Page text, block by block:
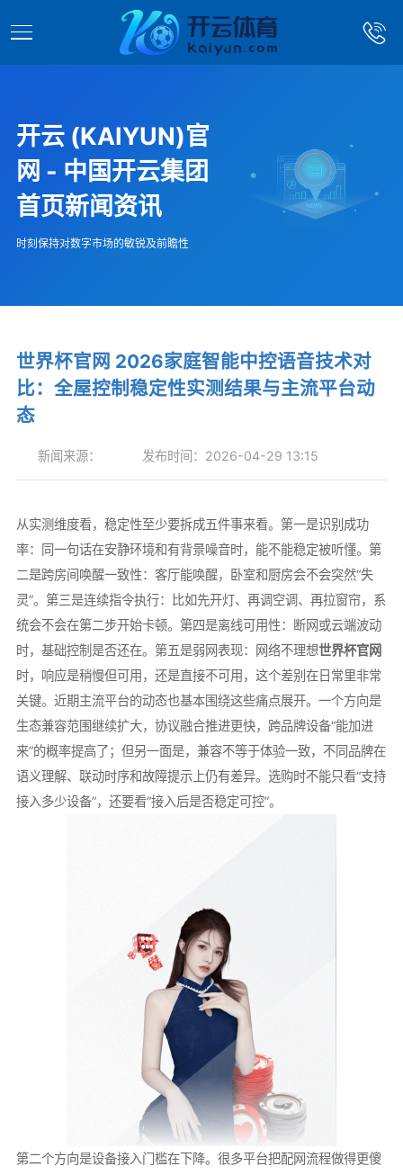
开云 (KAIYUN)官
网 - 中国开云集团
首页新闻资讯
时刻保持对数字市场的敏锐及前瞻性
世界杯官网 2026家庭智能中控语音技术对
比：全屋控制稳定性实测结果与主流平台动
态
新闻来源： 发布时间：2026-04-29 13:15
从实测维度看，稳定性至少要拆成五件事来看。第一是识别成功
率：同一句话在安静环境和有背景噪音时，能不能稳定被听懂。第
二是跨房间唤醒一致性：客厅能唤醒，卧室和厨房会不会突然“失
灵”。第三是连续指令执行：比如先开灯、再调空调、再拉窗帘，系
统会不会在第二步开始卡顿。第四是离线可用性：断网或云端波动
时，基础控制是否还在。第五是弱网表现：网络不理想世界杯官网
时，响应是稍慢但可用，还是直接不可用，这个差别在日常里非常
关键。近期主流平台的动态也基本围绕这些痛点展开。一个方向是
生态兼容范围继续扩大，协议融合推进更快，跨品牌设备“能加进
来”的概率提高了；但另一面是，兼容不等于体验一致，不同品牌在
语义理解、联动时序和故障提示上仍有差异。选购时不能只看“支持
接入多少设备”，还要看“接入后是否稳定可控”。
第二个方向是设备接入门槛在下降。很多平台把配网流程做得更傻